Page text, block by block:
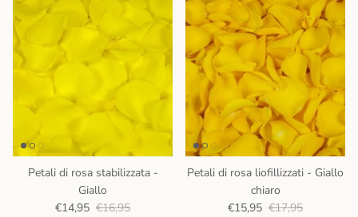
Petali di rosa stabilizzata -
Giallo
€14,95 €16,95
Petali di rosa liofillizzati - Giallo
chiaro
€15,95 €17,95